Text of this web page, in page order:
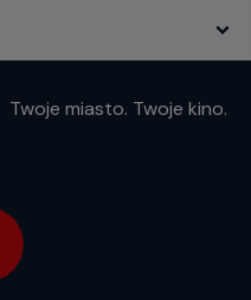
Twoje miasto. Twoje kino.